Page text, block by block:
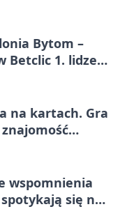
Bytom –
Betclic 1. lidze.
na kartach. Gra
wspomnienia
się na